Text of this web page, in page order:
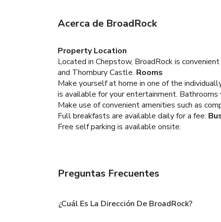
Acerca de BroadRock
Property Location
Located in Chepstow, BroadRock is
and Thornbury Castle. Rooms
Make yourself at home in one of the
is available for your entertainment.
Make use of convenient amenities such as
Full breakfasts are available daily for a fee.
Free self parking is available onsite.
Preguntas Frecuentes
¿Cuál Es La Dirección De BroadRock?